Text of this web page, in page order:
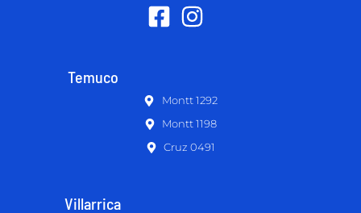
Temuco
Montt 1292
Montt 1198
Cruz 0491
Villarrica